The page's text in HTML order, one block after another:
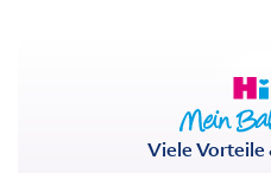
Viele Vorteile